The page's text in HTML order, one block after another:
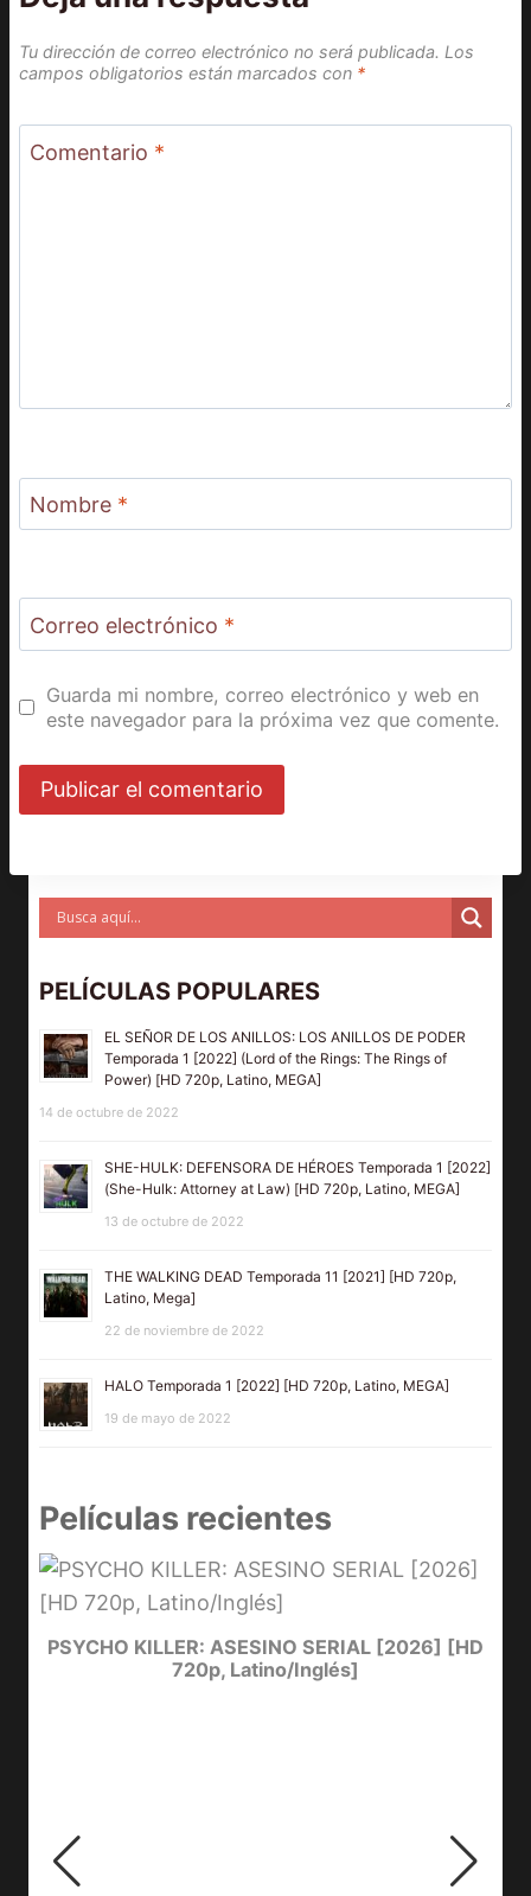
Tu dirección de correo electrónico no será publicada. Los
campos obligatorios están marcados con *
Comentario *
Nombre *
Correo electrónico *
Guarda mi nombre, correo electrónico y web en
este navegador para la próxima vez que comente.
PELÍCULAS POPULARES
EL SEÑOR DE LOS ANILLOS: LOS ANILLOS DE PODER
Temporada 1 [2022] (Lord of the Rings: The Rings of
Power) [HD 720p, Latino, MEGA]
14 de octubre de 2022
SHE-HULK: DEFENSORA DE HÉROES Temporada 1 [2022]
(She-Hulk: Attorney at Law) [HD 720p, Latino, MEGA]
13 de octubre de 2022
THE WALKING DEAD Temporada 11 [2021] [HD 720p,
Latino, Mega]
22 de noviembre de 2022
HALO Temporada 1 [2022] [HD 720p, Latino, MEGA]
19 de mayo de 2022
Películas recientes
PSYCHO KILLER: ASESINO SERIAL [2026] [HD
720p, Latino/Inglés]